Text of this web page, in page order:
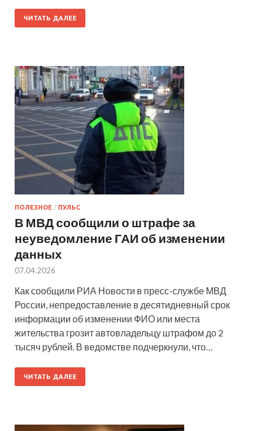
ЧИТАТЬ ДАЛЕЕ
ПОЛЕЗНОЕ / ПУЛЬС
В МВД сообщили о штрафе за
неуведомление ГАИ об изменении
данных
07.04.2026
Как сообщили РИА Новости в пресс-службе МВД
России, непредоставление в десятидневный срок
информации об изменении ФИО или места
жительства грозит автовладельцу штрафом до 2
тысяч рублей. В ведомстве подчеркнули, что…
ЧИТАТЬ ДАЛЕЕ